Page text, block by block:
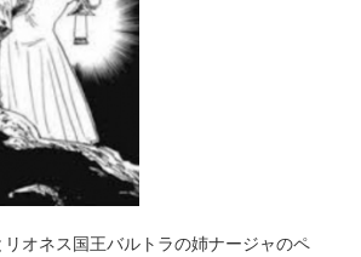
オネス国王バルトラの姉ナージャのペ